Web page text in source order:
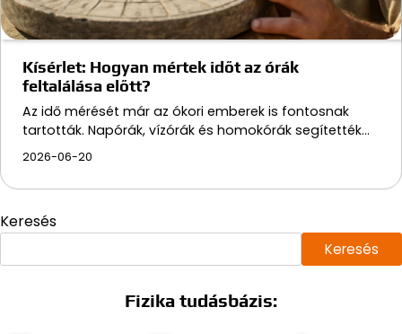
Kísérlet: Hogyan mértek időt az órák
feltalálása előtt?
Az idő mérését már az ókori emberek is fontosnak
tartották. Napórák, vízórák és homokórák segítették…
2026-06-20
Keresés
Keresés
Fizika tudásbázis: